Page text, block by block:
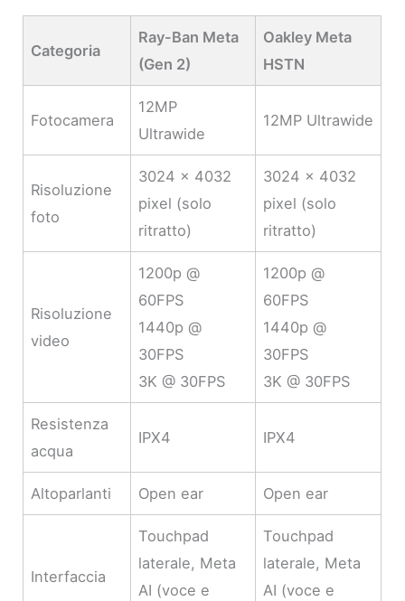
Categoria
Ray-Ban Meta
(Gen 2)
Oakley Meta
HSTN
Fotocamera
12MP
Ultrawide
12MP Ultrawide
Risoluzione
foto
3024 × 4032
pixel (solo
ritratto)
3024 × 4032
pixel (solo
ritratto)
Risoluzione
video
1200p @
60FPS
1440p @
30FPS
3K @ 30FPS
1200p @
60FPS
1440p @
30FPS
3K @ 30FPS
Resistenza
acqua
IPX4 IPX4
Altoparlanti Open ear Open ear
Interfaccia
Touchpad
laterale, Meta
AI (voce e
Touchpad
laterale, Meta
AI (voce e